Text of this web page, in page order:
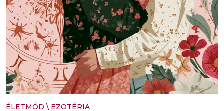
ÉLETMÓD \ EZOTÉRIA